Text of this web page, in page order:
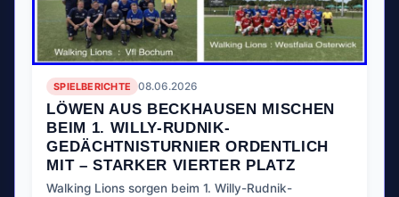
SPIELBERICHTE 08.06.2026
LÖWEN AUS BECKHAUSEN MISCHEN
BEIM 1. WILLY-RUDNIK-
GEDÄCHTNISTURNIER ORDENTLICH
MIT – STARKER VIERTER PLATZ
Walking Lions sorgen beim 1. Willy-Rudnik-